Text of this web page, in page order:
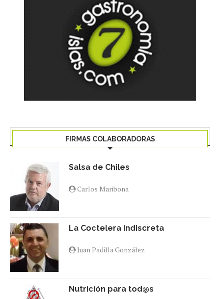
FIRMAS COLABORADORAS
Salsa de Chiles
Carlos Maribona
La Coctelera Indiscreta
Juan Padilla González
Nutrición para tod@s